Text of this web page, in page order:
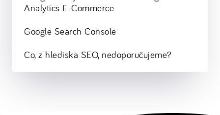
Analytics E-Commerce
Google Search Console
Co, z hlediska SEO, nedoporučujeme?